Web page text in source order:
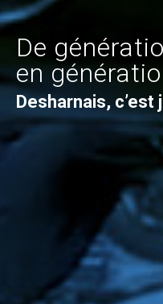
De
en
Desharnais,